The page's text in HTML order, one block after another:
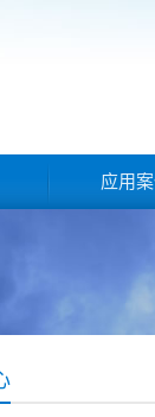
应用案